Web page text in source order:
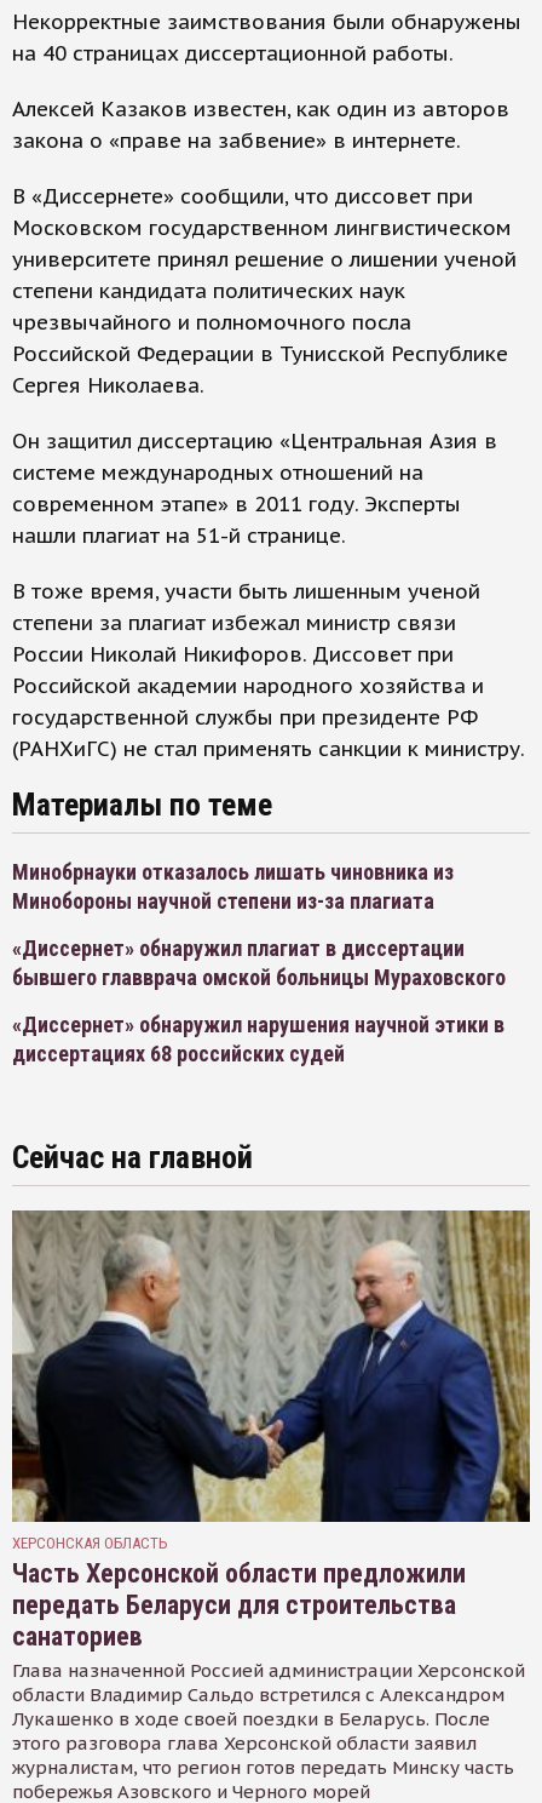
Некорректные заимствования были обнаружены
на 40 страницах диссертационной работы.
Алексей Казаков известен, как один из авторов
закона о «праве на забвение» в интернете.
В «Диссернете» сообщили, что диссовет при
Московском государственном лингвистическом
университете принял решение о лишении ученой
степени кандидата политических наук
чрезвычайного и полномочного посла
Российской Федерации в Тунисской Республике
Сергея Николаева.
Он защитил диссертацию «Центральная Азия в
системе международных отношений на
современном этапе» в 2011 году. Эксперты
нашли плагиат на 51-й странице.
В тоже время, участи быть лишенным ученой
степени за плагиат избежал министр связи
России Николай Никифоров. Диссовет при
Российской академии народного хозяйства и
государственной службы при президенте РФ
(РАНХиГС) не стал применять санкции к министру.
Материалы по теме
Минобрнауки отказалось лишать чиновника из
Минобороны научной степени из-за плагиата
«Диссернет» обнаружил плагиат в диссертации
бывшего главврача омской больницы Мураховского
«Диссернет» обнаружил нарушения научной этики в
диссертациях 68 российских судей
Сейчас на главной
ХЕРСОНСКАЯ ОБЛАСТЬ
Часть Херсонской области предложили
передать Беларуси для строительства
санаториев
Глава назначенной Россией администрации Херсонской
области Владимир Сальдо встретился с Александром
Лукашенко в ходе своей поездки в Беларусь. После
этого разговора глава Херсонской области заявил
журналистам, что регион готов передать Минску часть
побережья Азовского и Черного морей